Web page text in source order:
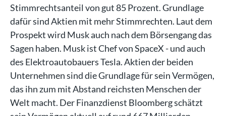
Stimmrechtsanteil von gut 85 Prozent. Grundlage
dafür sind Aktien mit mehr Stimmrechten. Laut dem
Prospekt wird Musk auch nach dem Börsengang das
Sagen haben. Musk ist Chef von SpaceX - und auch
des Elektroautobauers Tesla. Aktien der beiden
Unternehmen sind die Grundlage für sein Vermögen,
das ihn zum mit Abstand reichsten Menschen der
Welt macht. Der Finanzdienst Bloomberg schätzt